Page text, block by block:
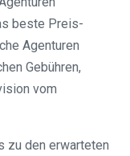
beste Preis-
Agenturen
Gebühren,
vom
zu den erwarteten